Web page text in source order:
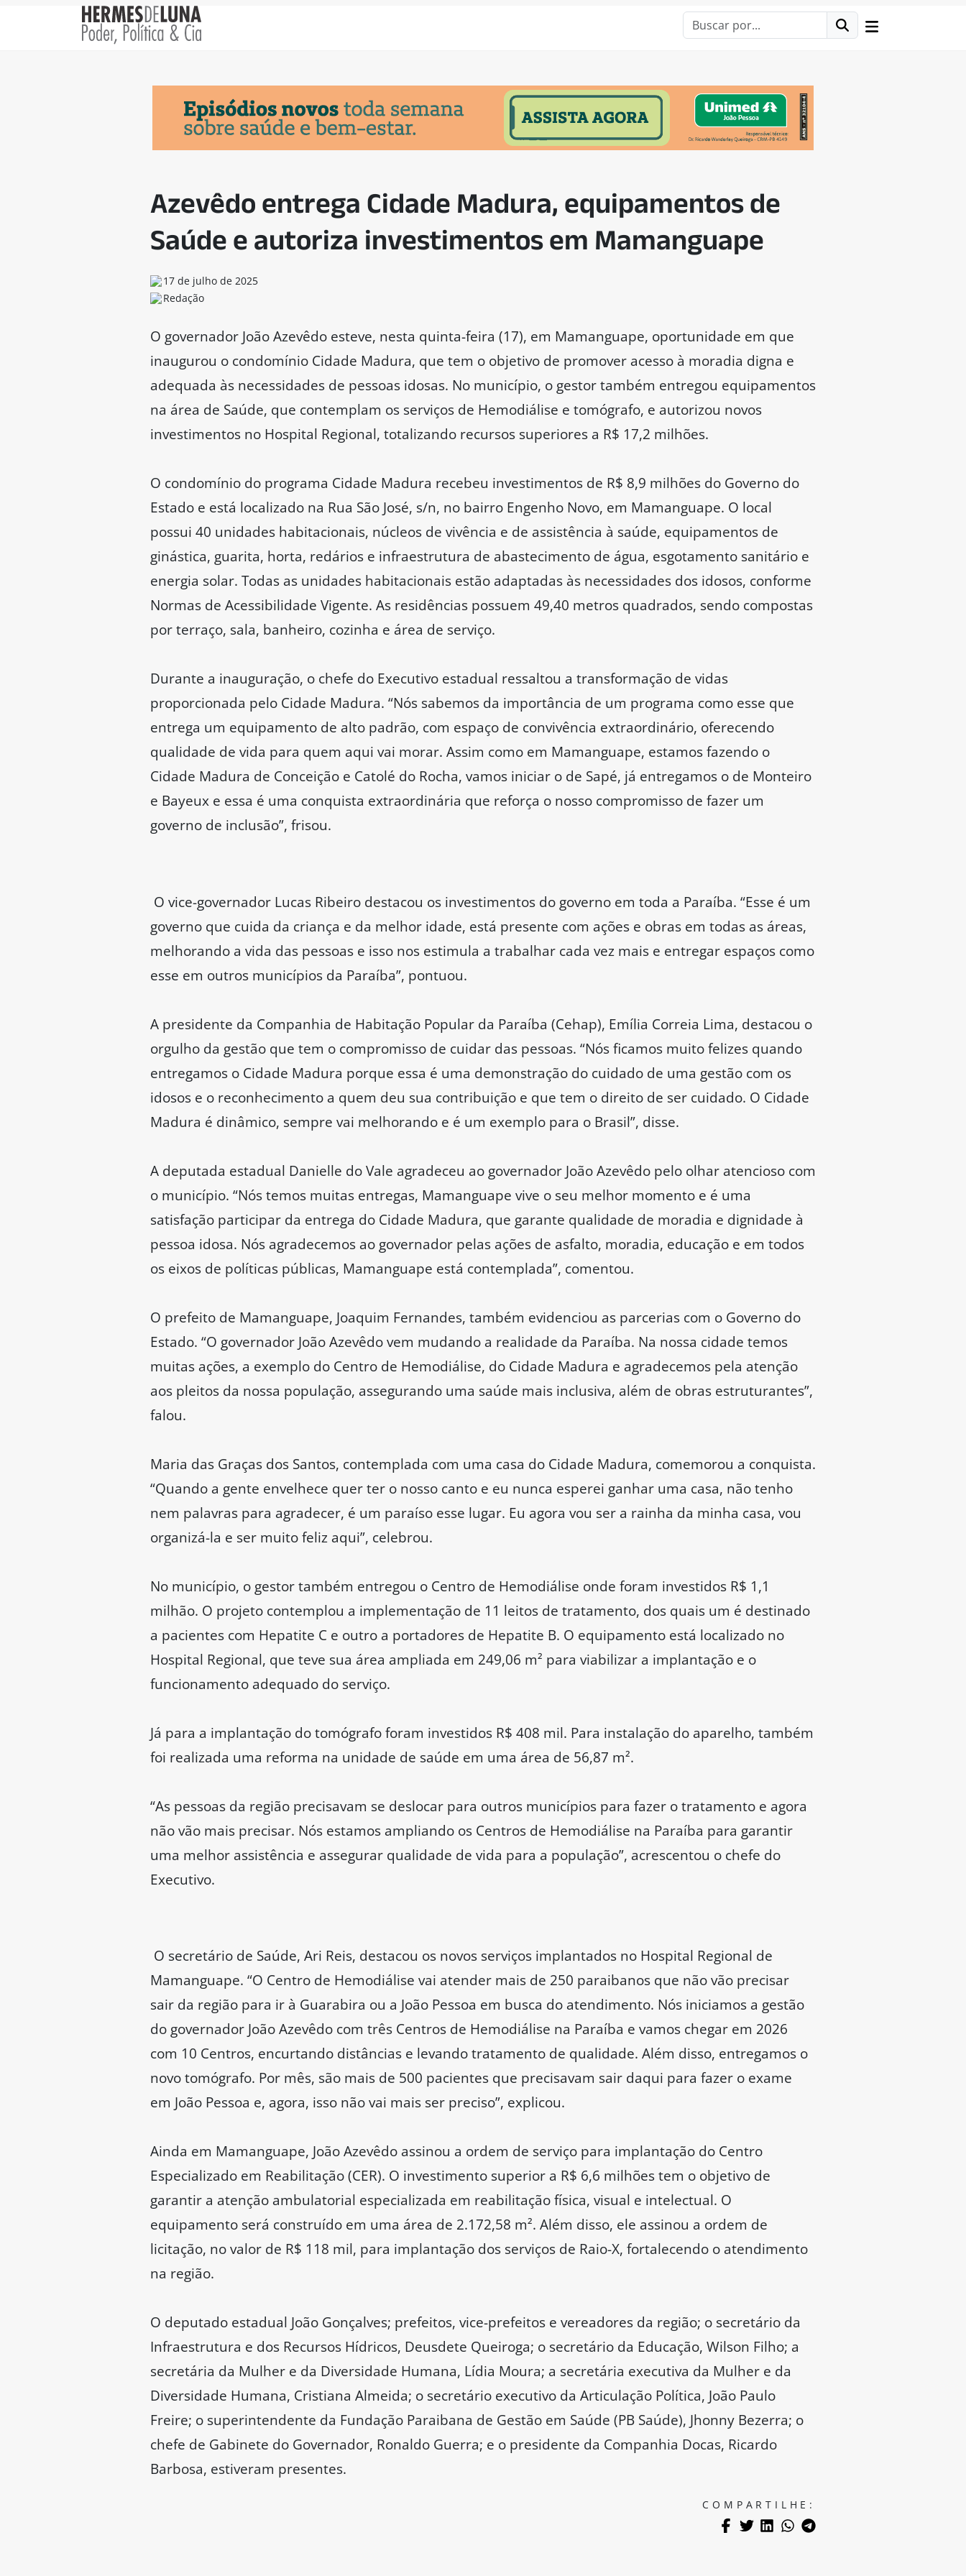
Azevêdo entrega Cidade Madura, equipamentos de
Saúde e autoriza investimentos em Mamanguape
17 de julho de 2025
Redação
O governador João Azevêdo esteve, nesta quinta-feira (17), em Mamanguape, oportunidade em que
inaugurou o condomínio Cidade Madura, que tem o objetivo de promover acesso à moradia digna e
adequada às necessidades de pessoas idosas. No município, o gestor também entregou equipamentos
na área de Saúde, que contemplam os serviços de Hemodiálise e tomógrafo, e autorizou novos
investimentos no Hospital Regional, totalizando recursos superiores a R$ 17,2 milhões.
O condomínio do programa Cidade Madura recebeu investimentos de R$ 8,9 milhões do Governo do
Estado e está localizado na Rua São José, s/n, no bairro Engenho Novo, em Mamanguape. O local
possui 40 unidades habitacionais, núcleos de vivência e de assistência à saúde, equipamentos de
ginástica, guarita, horta, redários e infraestrutura de abastecimento de água, esgotamento sanitário e
energia solar. Todas as unidades habitacionais estão adaptadas às necessidades dos idosos, conforme
Normas de Acessibilidade Vigente. As residências possuem 49,40 metros quadrados, sendo compostas
por terraço, sala, banheiro, cozinha e área de serviço.
Durante a inauguração, o chefe do Executivo estadual ressaltou a transformação de vidas
proporcionada pelo Cidade Madura. “Nós sabemos da importância de um programa como esse que
entrega um equipamento de alto padrão, com espaço de convivência extraordinário, oferecendo
qualidade de vida para quem aqui vai morar. Assim como em Mamanguape, estamos fazendo o
Cidade Madura de Conceição e Catolé do Rocha, vamos iniciar o de Sapé, já entregamos o de Monteiro
e Bayeux e essa é uma conquista extraordinária que reforça o nosso compromisso de fazer um
governo de inclusão”, frisou.
O vice-governador Lucas Ribeiro destacou os investimentos do governo em toda a Paraíba. “Esse é um
governo que cuida da criança e da melhor idade, está presente com ações e obras em todas as áreas,
melhorando a vida das pessoas e isso nos estimula a trabalhar cada vez mais e entregar espaços como
esse em outros municípios da Paraíba”, pontuou.
A presidente da Companhia de Habitação Popular da Paraíba (Cehap), Emília Correia Lima, destacou o
orgulho da gestão que tem o compromisso de cuidar das pessoas. “Nós ficamos muito felizes quando
entregamos o Cidade Madura porque essa é uma demonstração do cuidado de uma gestão com os
idosos e o reconhecimento a quem deu sua contribuição e que tem o direito de ser cuidado. O Cidade
Madura é dinâmico, sempre vai melhorando e é um exemplo para o Brasil”, disse.
A deputada estadual Danielle do Vale agradeceu ao governador João Azevêdo pelo olhar atencioso com
o município. “Nós temos muitas entregas, Mamanguape vive o seu melhor momento e é uma
satisfação participar da entrega do Cidade Madura, que garante qualidade de moradia e dignidade à
pessoa idosa. Nós agradecemos ao governador pelas ações de asfalto, moradia, educação e em todos
os eixos de políticas públicas, Mamanguape está contemplada”, comentou.
O prefeito de Mamanguape, Joaquim Fernandes, também evidenciou as parcerias com o Governo do
Estado. “O governador João Azevêdo vem mudando a realidade da Paraíba. Na nossa cidade temos
muitas ações, a exemplo do Centro de Hemodiálise, do Cidade Madura e agradecemos pela atenção
aos pleitos da nossa população, assegurando uma saúde mais inclusiva, além de obras estruturantes”,
falou.
Maria das Graças dos Santos, contemplada com uma casa do Cidade Madura, comemorou a conquista.
“Quando a gente envelhece quer ter o nosso canto e eu nunca esperei ganhar uma casa, não tenho
nem palavras para agradecer, é um paraíso esse lugar. Eu agora vou ser a rainha da minha casa, vou
organizá-la e ser muito feliz aqui”, celebrou.
No município, o gestor também entregou o Centro de Hemodiálise onde foram investidos R$ 1,1
milhão. O projeto contemplou a implementação de 11 leitos de tratamento, dos quais um é destinado
a pacientes com Hepatite C e outro a portadores de Hepatite B. O equipamento está localizado no
Hospital Regional, que teve sua área ampliada em 249,06 m² para viabilizar a implantação e o
funcionamento adequado do serviço.
Já para a implantação do tomógrafo foram investidos R$ 408 mil. Para instalação do aparelho, também
foi realizada uma reforma na unidade de saúde em uma área de 56,87 m².
“As pessoas da região precisavam se deslocar para outros municípios para fazer o tratamento e agora
não vão mais precisar. Nós estamos ampliando os Centros de Hemodiálise na Paraíba para garantir
uma melhor assistência e assegurar qualidade de vida para a população”, acrescentou o chefe do
Executivo.
O secretário de Saúde, Ari Reis, destacou os novos serviços implantados no Hospital Regional de
Mamanguape. “O Centro de Hemodiálise vai atender mais de 250 paraibanos que não vão precisar
sair da região para ir à Guarabira ou a João Pessoa em busca do atendimento. Nós iniciamos a gestão
do governador João Azevêdo com três Centros de Hemodiálise na Paraíba e vamos chegar em 2026
com 10 Centros, encurtando distâncias e levando tratamento de qualidade. Além disso, entregamos o
novo tomógrafo. Por mês, são mais de 500 pacientes que precisavam sair daqui para fazer o exame
em João Pessoa e, agora, isso não vai mais ser preciso”, explicou.
Ainda em Mamanguape, João Azevêdo assinou a ordem de serviço para implantação do Centro
Especializado em Reabilitação (CER). O investimento superior a R$ 6,6 milhões tem o objetivo de
garantir a atenção ambulatorial especializada em reabilitação física, visual e intelectual. O
equipamento será construído em uma área de 2.172,58 m². Além disso, ele assinou a ordem de
licitação, no valor de R$ 118 mil, para implantação dos serviços de Raio-X, fortalecendo o atendimento
na região.
O deputado estadual João Gonçalves; prefeitos, vice-prefeitos e vereadores da região; o secretário da
Infraestrutura e dos Recursos Hídricos, Deusdete Queiroga; o secretário da Educação, Wilson Filho; a
secretária da Mulher e da Diversidade Humana, Lídia Moura; a secretária executiva da Mulher e da
Diversidade Humana, Cristiana Almeida; o secretário executivo da Articulação Política, João Paulo
Freire; o superintendente da Fundação Paraibana de Gestão em Saúde (PB Saúde), Jhonny Bezerra; o
chefe de Gabinete do Governador, Ronaldo Guerra; e o presidente da Companhia Docas, Ricardo
Barbosa, estiveram presentes.
COMPARTILHE: